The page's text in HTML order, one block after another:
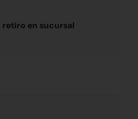
retiro en sucursal